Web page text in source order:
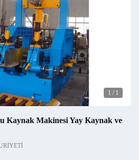
1 / 1
Kaynak Makinesi Yay Kaynak ve